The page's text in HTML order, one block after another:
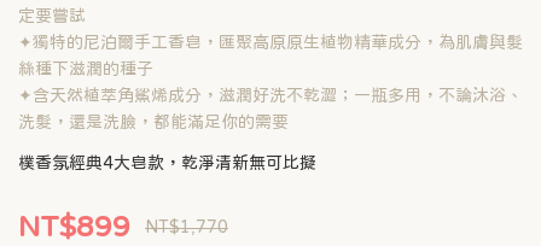
定要嘗試
✦獨特的尼泊爾手工香皂，匯聚高原原生植物精華成分，為肌膚與髮
絲種下滋潤的種子
✦含天然植萃角鯊烯成分，滋潤好洗不乾澀；一瓶多用，不論沐浴、
洗髮，還是洗臉，都能滿足你的需要
樸香氛經典4大皂款，乾淨清新無可比擬
NT$899 NT$1,770